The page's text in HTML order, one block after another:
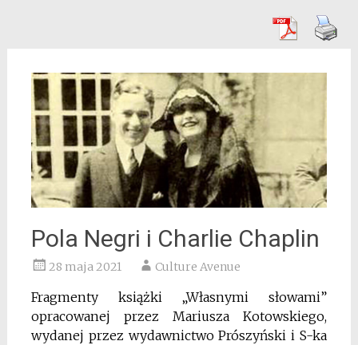
Pola Negri i Charlie Chaplin
28 maja 2021 Culture Avenue
Fragmenty książki „Własnymi słowami”
opracowanej przez Mariusza Kotowskiego,
wydanej przez wydawnictwo Prószyński i S-ka